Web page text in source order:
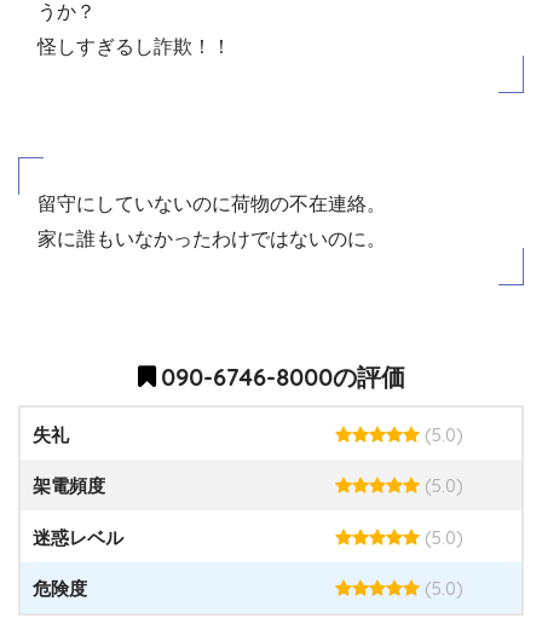
うか？
怪しすぎるし詐欺！！
留守にしていないのに荷物の不在連絡。
家に誰もいなかったわけではないのに。
090-6746-8000の評価
失礼 (5.0)
架電頻度 (5.0)
迷惑レベル (5.0)
危険度 (5.0)